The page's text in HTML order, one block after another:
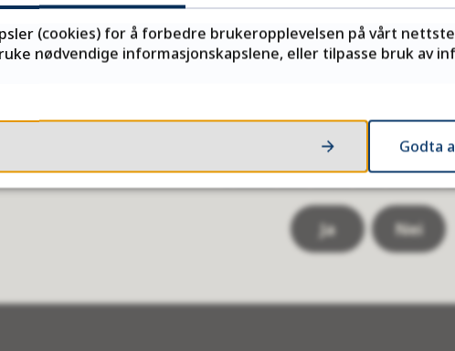
innenfor tålegrensen etternaboloven .
Fant du det du lette
Ja Nei
(cookies) for å forbedre brukeropplevelsen på vårt
nødvendige informasjonskapslene, eller tilpasse bruk av
Godta